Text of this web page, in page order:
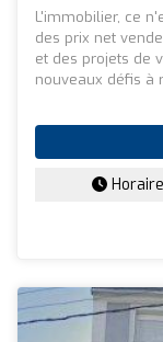
L'immobilier, ce
des prix net
et des projets de
nouveaux défis à